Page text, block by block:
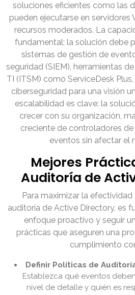
soluciones eficientes como las
pueden ejecutarse en servidores
recursos moderados. La
fundamental; la solución debe
sistemas de gestión de
seguridad (SIEM), herramientas
TI (ITSM) como ServiceDesk
ciberseguridad para una visión
escalabilidad es clave: la
crecer con su organización,
creciente de controladores
eventos sin afectar el
Mejores
Auditoría de
Para maximizar la
auditoría de Active Directory, es
enfoque proactivo y seguir
prácticas que aseguren una
cumplimiento
Definir Políticas de
Establezca qué eventos
nivel de detalle y quién es